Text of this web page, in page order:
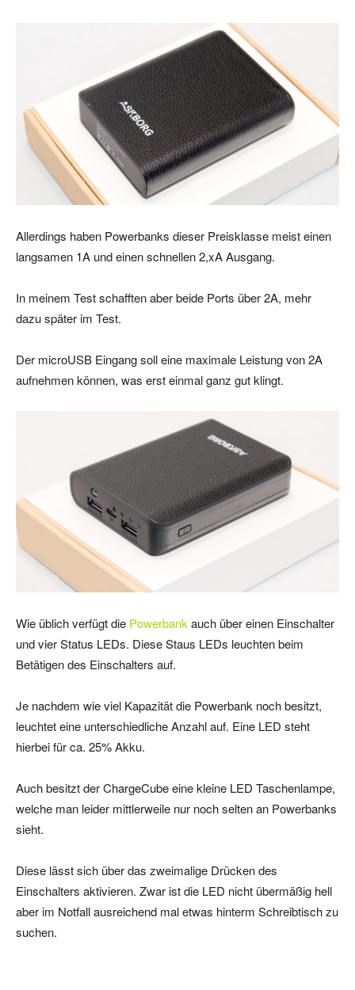
Allerdings haben Powerbanks dieser Preisklasse meist einen
langsamen 1A und einen schnellen 2,xA Ausgang.
In meinem Test schafften aber beide Ports über 2A, mehr
dazu später im Test.
Der microUSB Eingang soll eine maximale Leistung von 2A
aufnehmen können, was erst einmal ganz gut klingt.
Wie üblich verfügt die Powerbankauch über einen Einschalter
und vier Status LEDs. Diese Staus LEDs leuchten beim
Betätigen des Einschalters auf.
Je nachdem wie viel Kapazität die Powerbank noch besitzt,
leuchtet eine unterschiedliche Anzahl auf. Eine LED steht
hierbei für ca. 25% Akku.
Auch besitzt der ChargeCube eine kleine LED Taschenlampe,
welche man leider mittlerweile nur noch selten an Powerbanks
sieht.
Diese lässt sich über das zweimalige Drücken des
Einschalters aktivieren. Zwar ist die LED nicht übermäßig hell
aber im Notfall ausreichend mal etwas hinterm Schreibtisch zu
suchen.